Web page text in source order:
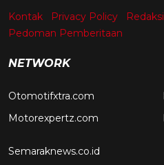
Kontak Privacy Policy Redaksi
Pedoman Pemberitaan
NETWORK
Otomotifxtra.com
Motorexpertz.com
Semaraknews.co.id